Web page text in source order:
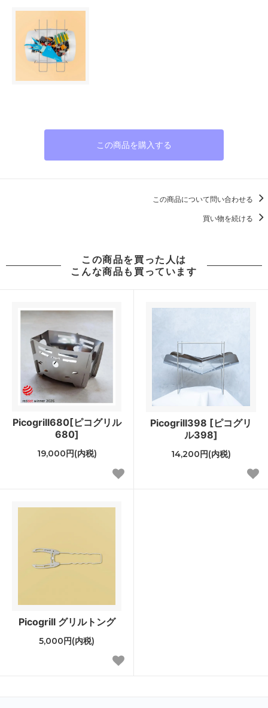
この商品を購入する
この商品について問い合わせる
買い物を続ける
この商品を買った人は
こんな商品も買っています
Picogrill680[ピコグリル
680]
19,000円(内税)
Picogrill398 [ピコグリ
ル398]
14,200円(内税)
Picogrill グリルトング
5,000円(内税)